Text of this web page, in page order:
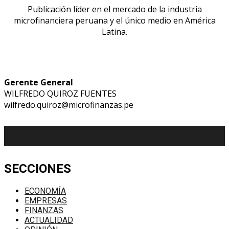
Publicación líder en el mercado de la industria
microfinanciera peruana y el único medio en América
Latina.
Gerente General
WILFREDO QUIROZ FUENTES
wilfredo.quiroz@microfinanzas.pe
SECCIONES
ECONOMÍA
EMPRESAS
FINANZAS
ACTUALIDAD